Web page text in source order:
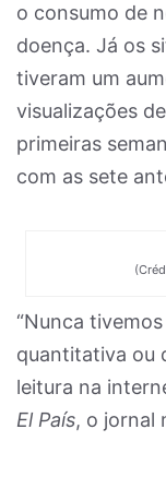
o consumo de
doença. Já os
tiveram um
visualizações
primeiras
com as sete
“Nunca
quantitativa ou
leitura na
El País, o jornal